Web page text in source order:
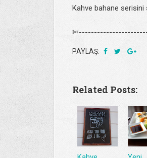
Kahve bahane serisini
PAYLAŞ:
Related Posts: